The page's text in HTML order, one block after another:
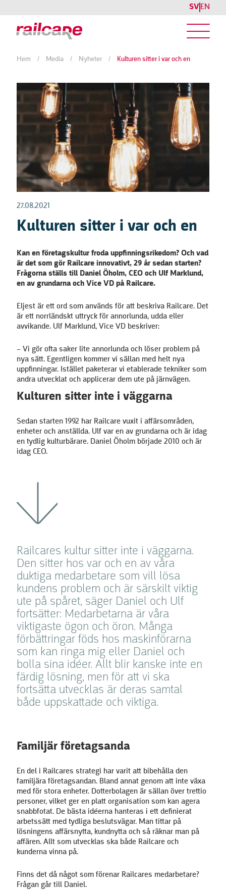
SV EN
Hem / Media / Nyheter / Kulturen sitter i var och en
27.08.2021
Kulturen sitter i var och en
Kan en företagskultur froda uppfinningsrikedom? Och vad
är det som gör Railcare innovativt, 29 år sedan starten?
Frågorna ställs till Daniel Öholm, CEO och Ulf Marklund,
en av grundarna och Vice VD på Railcare.
Eljest är ett ord som används för att beskriva Railcare. Det
är ett norrländskt uttryck för annorlunda, udda eller
avvikande. Ulf Marklund, Vice VD beskriver:
– Vi gör ofta saker lite annorlunda och löser problem på
nya sätt. Egentligen kommer vi sällan med helt nya
uppfinningar. Istället paketerar vi etablerade tekniker som
andra utvecklat och applicerar dem ute på järnvägen.
Kulturen sitter inte i väggarna
Sedan starten 1992 har Railcare vuxit i affärsområden,
enheter och anställda. Ulf var en av grundarna och är idag
en tydlig kulturbärare. Daniel Öholm började 2010 och är
idag CEO.
Railcares kultur sitter inte i väggarna.
Den sitter hos var och en av våra
duktiga medarbetare som vill lösa
kundens problem och är särskilt viktig
ute på spåret, säger Daniel och Ulf
fortsätter: Medarbetarna är våra
viktigaste ögon och öron. Många
förbättringar föds hos maskinförarna
som kan ringa mig eller Daniel och
bolla sina idéer. Allt blir kanske inte en
färdig lösning, men för att vi ska
fortsätta utvecklas är deras samtal
både uppskattade och viktiga.
Familjär företagsanda
En del i Railcares strategi har varit att bibehålla den
familjära företagsandan. Bland annat genom att inte växa
med för stora enheter. Dotterbolagen är sällan över trettio
personer, vilket ger en platt organisation som kan agera
snabbfotat. De bästa idéerna hanteras i ett definierat
arbetssätt med tydliga beslutsvägar. Man tittar på
lösningens affärsnytta, kundnytta och så räknar man på
affären. Allt som utvecklas ska både Railcare och
kunderna vinna på.
Finns det då något som förenar Railcares medarbetare?
Frågan går till Daniel.